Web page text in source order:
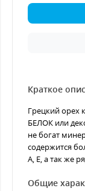
Краткое
Грецкий орех
БЕЛОК или
не богат
содержится
A, E, а так же
Общие